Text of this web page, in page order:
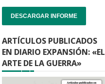
DESCARGAR INFORME
ARTÍCULOS PUBLICADOS
EN DIARIO EXPANSIÓN: «EL
ARTE DE LA GUERRA»